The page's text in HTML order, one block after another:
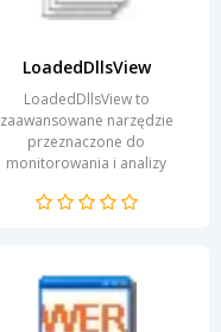
LoadedDllsView
LoadedDllsView to
zaawansowane narzędzie
przeznaczone do
monitorowania i analizy
systemie Windows. Dzięki